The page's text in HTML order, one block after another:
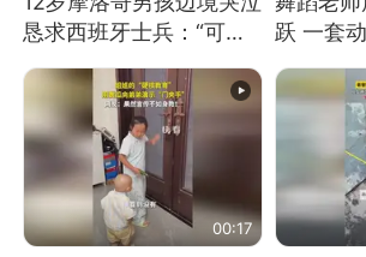
恳求西班牙士兵：“可不
可以不要把我遣返回国”
跃 一套
奏感拉
到又舞
00:17